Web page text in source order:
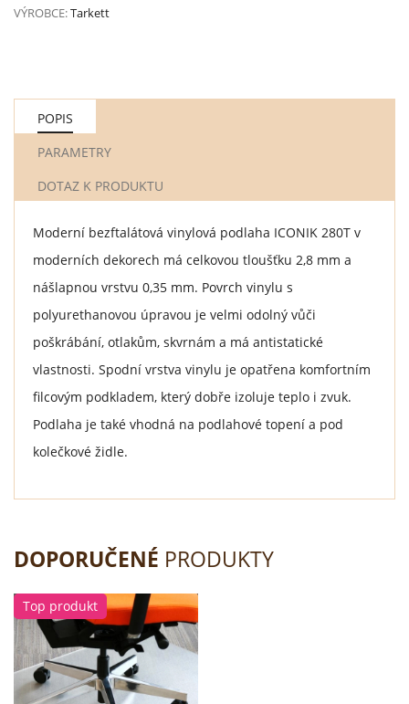
VÝROBCE:Tarkett
POPIS
PARAMETRY
DOTAZ K PRODUKTU
Moderní bezftalátová vinylová podlaha ICONIK 280T v
moderních dekorech má celkovou tloušťku 2,8 mm a
nášlapnou vrstvu 0,35 mm. Povrch vinylu s
polyurethanovou úpravou je velmi odolný vůči
poškrábání, otlakům, skvrnám a má antistatické
vlastnosti. Spodní vrstva vinylu je opatřena komfortním
filcovým podkladem, který dobře izoluje teplo i zvuk.
Podlaha je také vhodná na podlahové topení a pod
kolečkové židle.
DOPORUČENÉ PRODUKTY
Top produkt